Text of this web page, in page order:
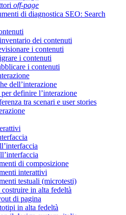
off-page
di diagnostica SEO: Search
dei contenuti
i contenuti
i contenuti
i contenuti
dell’interazione
definire l’interazione
tra scenari e user stories
di composizione
interattivi
testuali (microtesti)
in alta fedeltà
di pagina
in alta fedeltà